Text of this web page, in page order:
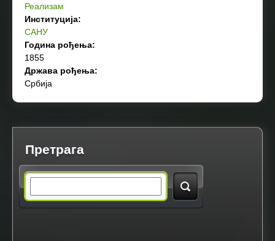
Реализам
Институција:
САНУ
Година рођења:
1855
Држава рођења:
Србија
Претрага